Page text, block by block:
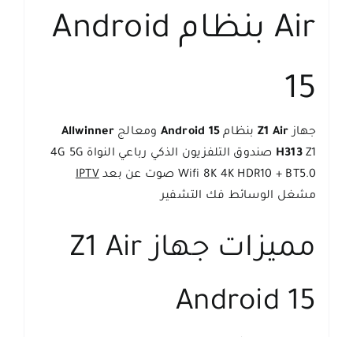
Air بنظام Android
15
جهازZ1 Air بنظام Android 15 ومعالجAllwinner
H313
Z1 صندوق التلفزيون الذكي رباعي النواة 4G 5G
Wifi 8K 4K HDR10 + BT5.0 صوت عن بعد
IPTV
مشغل الوسائط فك التشفير
مميزات جهاز Z1 Air
Android 15